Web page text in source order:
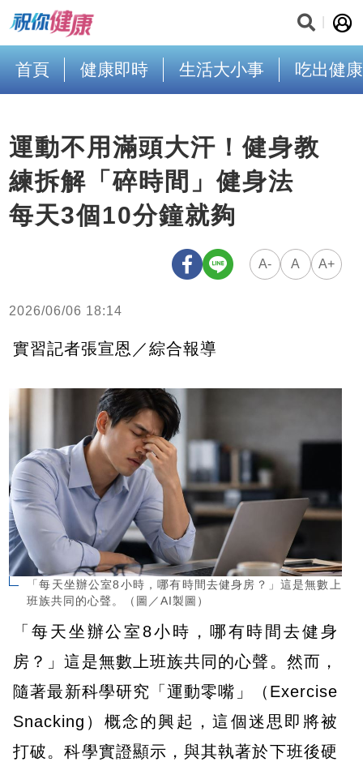
首頁 健康即時 生活大小事 吃出健康
運動不用滿頭大汗！健身教
練拆解「碎時間」健身法
每天3個10分鐘就夠
A- A A+
2026/06/06 18:14
實習記者張宣恩／綜合報導
「每天坐辦公室8小時，哪有時間去健身房？」這是無數上
班族共同的心聲。（圖／AI製圖）
「每天坐辦公室8小時，哪有時間去健身
房？」這是無數上班族共同的心聲。然而，
隨著最新科學研究「運動零嘴」（Exercise
Snacking）概念的興起，這個迷思即將被
打破。科學實證顯示，與其執著於下班後硬